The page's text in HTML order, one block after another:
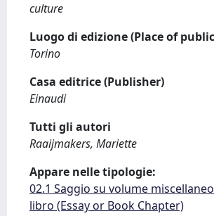
culture
Luogo di edizione (Place of
Torino
Casa editrice (Publisher)
Einaudi
Tutti gli autori
Raaijmakers, Mariette
Appare nelle tipologie:
02.1 Saggio su volume
libro (Essay or Book Chapter)